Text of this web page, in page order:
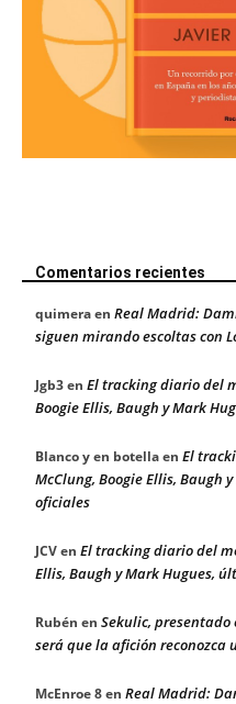
Comentarios recientes
quimeraen Real Madrid:
siguen mirando escoltas con
Jgb3en El tracking diario del
Boogie Ellis, Baugh y Mark
Blanco y en botellaen El
McClung, Boogie Ellis, Baugh
oficiales
JCVen El tracking diario del
Ellis, Baugh y Mark Hugues,
Rubén en Sekulic,
será que la afición reconozca
McEnroe 8en Real Madrid: